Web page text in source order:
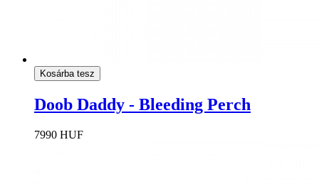
Kosárba tesz
Doob Daddy - Bleeding Perch
7990 HUF